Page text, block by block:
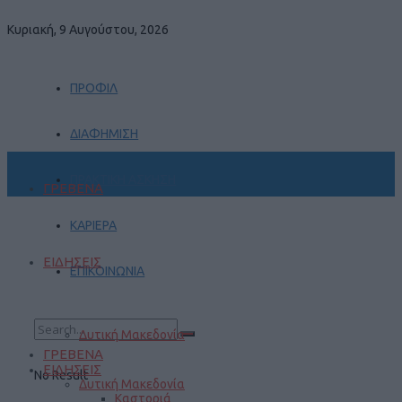
Κυριακή, 9 Αυγούστου, 2026
ΠΡΟΦΙΛ
ΔΙΑΦΗΜΙΣΗ
ΚΑΡΙΕΡΑ
ΕΠΙΚΟΙΝΩΝΙΑ
No Result
ΓΡΕΒΕΝΑ
ΕΙΔΗΣΕΙΣ
Δυτική Μακεδονία
ΓΡΕΒΕΝΑ
ΕΙΔΗΣΕΙΣ
Δυτική Μακεδονία
Καστοριά